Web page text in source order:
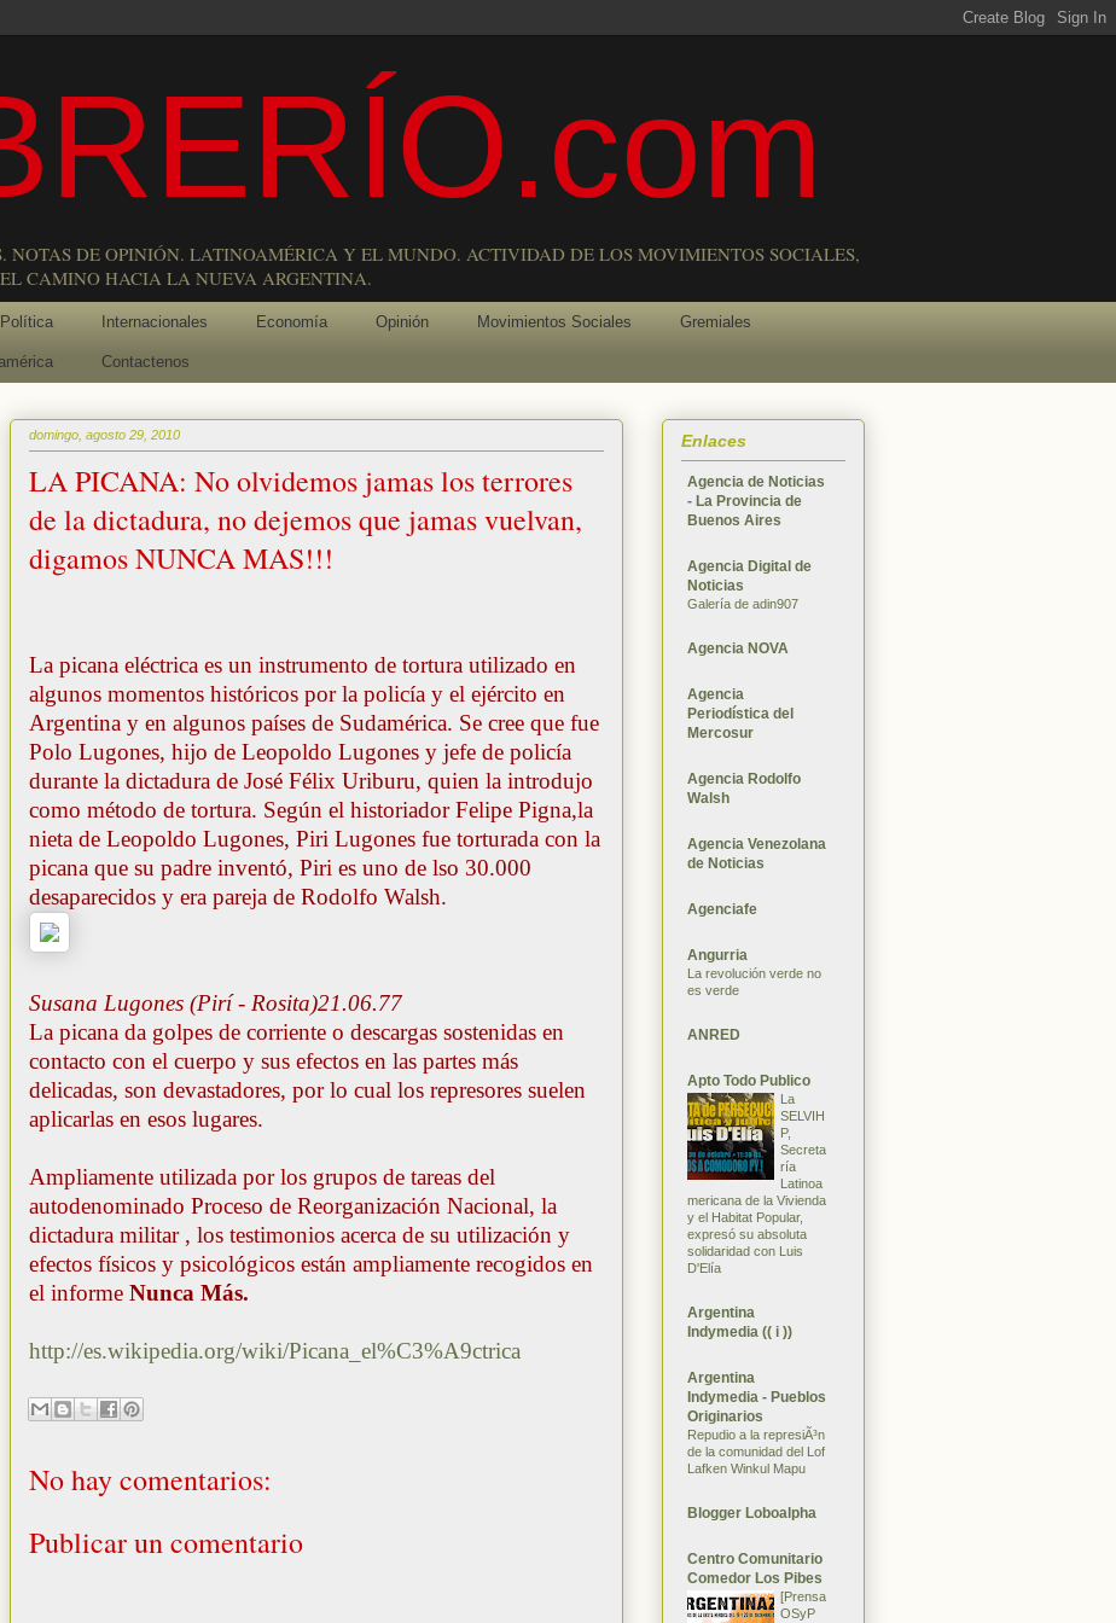
NOTAS DE OPINIÓN. LATINOAMÉRICA Y EL MUNDO. ACTIVIDAD DE LOS MOVIMIENTOS SOCIALES,
CAMINO HACIA LA NUEVA ARGENTINA.
Política Internacionales Economía Opinión Movimientos Sociales Gremiales
Contactenos
domingo, agosto 29, 2010
LA PICANA: No olvidemos jamas los terrores
de la dictadura, no dejemos que jamas vuelvan,
digamos NUNCA MAS!!!
La picana eléctrica es un instrumento de tortura utilizado en
algunos momentos históricos por la policía y el ejército en
Argentina y en algunos países de Sudamérica. Se cree que fue
Polo Lugones, hijo de Leopoldo Lugones y jefe de policía
durante la dictadura de José Félix Uriburu, quien la introdujo
como método de tortura. Según el historiador Felipe Pigna,la
nieta de Leopoldo Lugones, Piri Lugones fue torturada con la
picana que su padre inventó, Piri es uno de lso 30.000
desaparecidos y era pareja de Rodolfo Walsh.
Susana Lugones (Pirí - Rosita)21.06.77
La picana da golpes de corriente o descargas sostenidas en
contacto con el cuerpo y sus efectos en las partes más
delicadas, son devastadores, por lo cual los represores suelen
aplicarlas en esos lugares.
Ampliamente utilizada por los grupos de tareas del
autodenominado Proceso de Reorganización Nacional, la
dictadura militar , los testimonios acerca de su utilización y
efectos físicos y psicológicos están ampliamente recogidos en
el informe Nunca Más.
http://es.wikipedia.org/wiki/Picana_el%C3%A9ctrica
No hay comentarios:
Publicar un comentario
Enlaces
Agencia de Noticias
- La Provincia de
Buenos Aires
Agencia Digital de
Noticias
Galería de adin907
Agencia NOVA
Agencia
Periodística del
Mercosur
Agencia Rodolfo
Walsh
Agencia Venezolana
de Noticias
Agenciafe
Angurria
La revolución verde no
es verde
ANRED
Apto Todo Publico
La
SELVIH
P,
Secreta
ría
Latinoa
mericana de la Vivienda
y el Habitat Popular,
expresó su absoluta
solidaridad con Luis
D'Elía
Argentina
Indymedia (( i ))
Argentina
Indymedia - Pueblos
Originarios
Repudio a la represiÃ³n
de la comunidad del Lof
Lafken Winkul Mapu
Blogger Loboalpha
Centro Comunitario
Comedor Los Pibes
[Prensa
OSyP